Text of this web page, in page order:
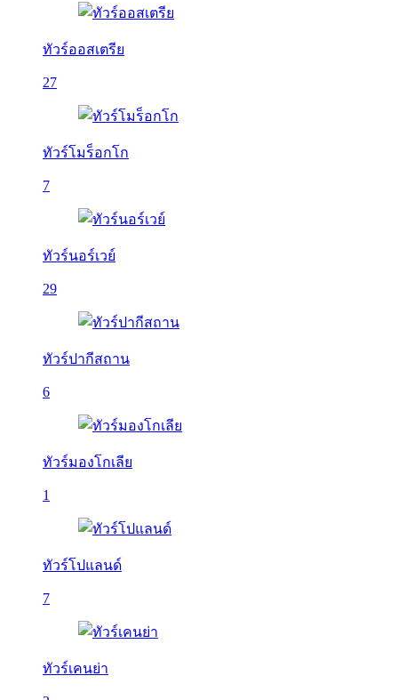
ทัวร์ออสเตรีย
27
ทัวร์โมร็อกโก
7
ทัวร์นอร์เวย์
29
ทัวร์ปากีสถาน
6
ทัวร์มองโกเลีย
1
ทัวร์โปแลนด์
7
ทัวร์เคนย่า